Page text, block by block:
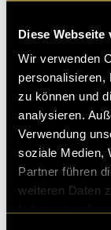
Diese Webseite
Wir verwenden
personalisieren,
zu können und
analysieren.
Verwendung
soziale Medien,
Partner führen
weiteren Daten
(vha)
Kritik